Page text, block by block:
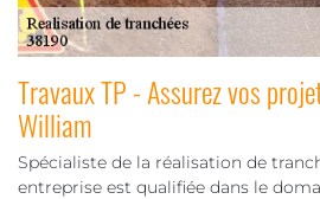
Travaux TP - Assurez vos
William
Spécialiste de la réalisation de
entreprise est qualifiée dans le